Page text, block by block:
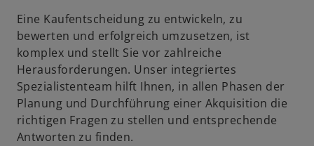
Eine Kaufentscheidung zu entwickeln, zu
bewerten und erfolgreich umzusetzen, ist
komplex und stellt Sie vor zahlreiche
Herausforderungen. Unser integriertes
Spezialistenteam hilft Ihnen, in allen Phasen der
Planung und Durchführung einer Akquisition die
richtigen Fragen zu stellen und entsprechende
Antworten zu finden.